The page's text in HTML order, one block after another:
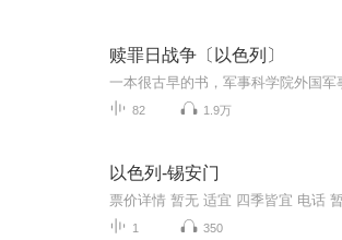
赎罪日战争〔以色列〕
82 1.9万
以色列-锡安门
1 350